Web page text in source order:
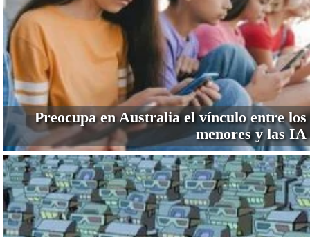
Preocupa en Australia el vínculo entre los
menores y las IA